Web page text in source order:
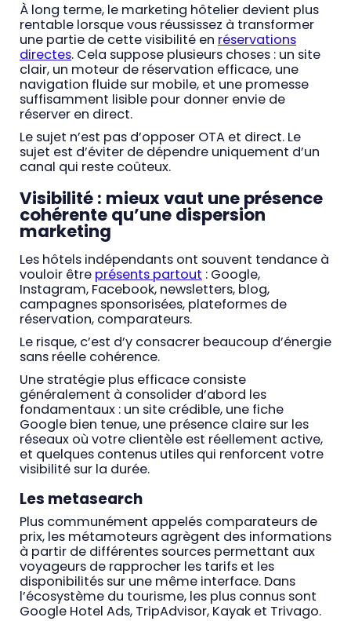
À long terme, le marketing hôtelier devient plus
rentable lorsque vous réussissez à transformer
une partie de cette visibilité en réservations
directes. Cela suppose plusieurs choses : un site
clair, un moteur de réservation efficace, une
navigation fluide sur mobile, et une promesse
suffisamment lisible pour donner envie de
réserver en direct.
Le sujet n’est pas d’opposer OTA et direct. Le
sujet est d’éviter de dépendre uniquement d’un
canal qui reste coûteux.
Visibilité : mieux vaut une présence
cohérente qu’une dispersion
marketing
Les hôtels indépendants ont souvent tendance à
vouloir être présents partout : Google,
Instagram, Facebook, newsletters, blog,
campagnes sponsorisées, plateformes de
réservation, comparateurs.
Le risque, c’est d’y consacrer beaucoup d’énergie
sans réelle cohérence.
Une stratégie plus efficace consiste
généralement à consolider d’abord les
fondamentaux : un site crédible, une fiche
Google bien tenue, une présence claire sur les
réseaux où votre clientèle est réellement active,
et quelques contenus utiles qui renforcent votre
visibilité sur la durée.
Les metasearch
Plus communément appelés comparateurs de
prix, les métamoteurs agrègent des informations
à partir de différentes sources permettant aux
voyageurs de rapprocher les tarifs et les
disponibilités sur une même interface. Dans
l’écosystème du tourisme, les plus connus sont
Google Hotel Ads, TripAdvisor, Kayak et Trivago.